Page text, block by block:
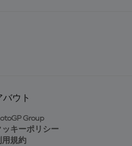
バウト
Group
ッキーポリシー
用規約